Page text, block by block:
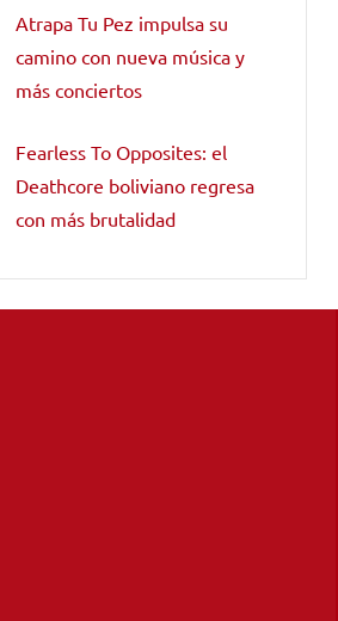
Atrapa Tu Pez impulsa su
camino con nueva música y
más conciertos
Fearless To Opposites: el
Deathcore boliviano regresa
con más brutalidad